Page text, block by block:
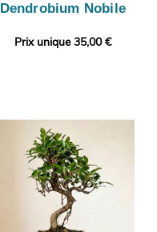
Dendrobium Nobile
Prix unique 35,00 €